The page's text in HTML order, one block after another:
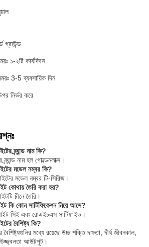
গ্রাউন্ড
১-২টি কার্যদিবস
3-5 ব্যবসায়িক দিন
নির্ভর করে
ব্র্যান্ড নাম কি?
নাম হল গোল্ডেনলাক্স।
মডেল নম্বর কি?
মডেল নম্বর টি-সিরিজ।
কোথায় তৈরি করা হয়?
চীনে তৈরি।
কি কোন সার্টিফিকেশন নিয়ে আসে?
সিই এবং রোএইচএস সার্টিফাইড।
বৈশিষ্ট্য কি?
মধ্যে রয়েছে উচ্চ শক্তি দক্ষতা, দীর্ঘ জীবনকাল,
উজ্জ্বলতা আউটপুট।